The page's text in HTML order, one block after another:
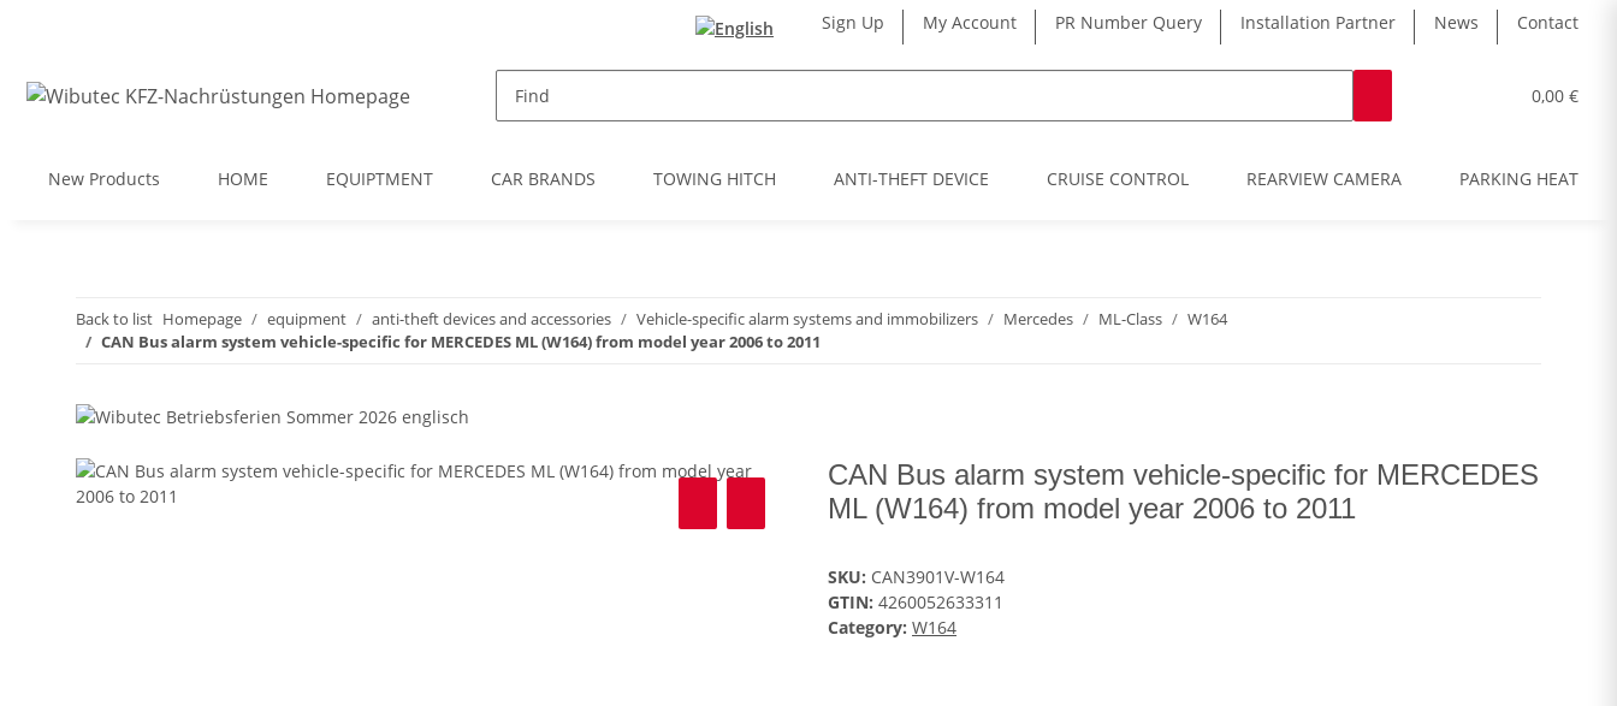
Sign Up My Account PR Number Query Installation Partner News Contact
0,00 €
New Products HOME EQUIPTMENT CAR BRANDS TOWING HITCH ANTI-THEFT DEVICE CRUISE CONTROL REARVIEW CAMERA PARKING HEATER
Back to list Homepage equipment anti-theft devices and accessories Vehicle-specific alarm systems and immobilizers Mercedes ML-Class
W164
CAN Bus alarm system vehicle-specific for MERCEDES ML (W164) from model year 2006 to 2011
CAN Bus alarm system vehicle-specific for MERCEDES
ML (W164) from model year 2006 to 2011
SKU: CAN3901V-W164
GTIN: 4260052633311
Category: W164